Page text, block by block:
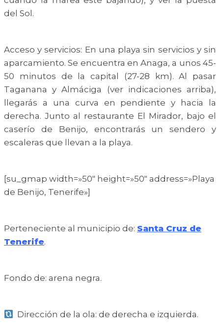
del Sol.
Acceso y servicios: En una playa sin servicios y sin
aparcamiento. Se encuentra en Anaga, a unos 45-
50 minutos de la capital (27-28 km). Al pasar
Taganana y Almáciga (ver indicaciones arriba),
llegarás a una curva en pendiente y hacia la
derecha. Junto al restaurante El Mirador, bajo el
caserío de Benijo, encontrarás un sendero y
escaleras que llevan a la playa.
[su_gmap width=»50″ height=»50″ address=»Playa
de Benijo, Tenerife»]
Perteneciente al municipio de: Santa Cruz de
Tenerife.
Fondo de: arena negra.
Dirección de la ola: de derecha e izquierda.